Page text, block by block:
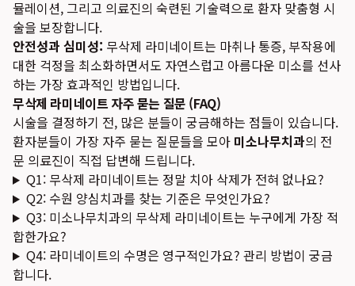
뮬레이션, 그리고 의료진의 숙련된 기술력으로 환자 맞춤형 시
술을 보장합니다.
안전성과 심미성: 무삭제 라미네이트는 마취나 통증, 부작용에
대한 걱정을 최소화하면서도 자연스럽고 아름다운 미소를 선사
하는 가장 효과적인 방법입니다.
무삭제 라미네이트 자주 묻는 질문 (FAQ)
시술을 결정하기 전, 많은 분들이 궁금해하는 점들이 있습니다.
환자분들이 가장 자주 묻는 질문들을 모아 미소나무치과의 전
문 의료진이 직접 답변해 드립니다.
Q1: 무삭제 라미네이트는 정말 치아 삭제가 전혀 없나요?
Q2: 수원 양심치과를 찾는 기준은 무엇인가요?
Q3: 미소나무치과의 무삭제 라미네이트는 누구에게 가장 적
합한가요?
Q4: 라미네이트의 수명은 영구적인가요? 관리 방법이 궁금
합니다.